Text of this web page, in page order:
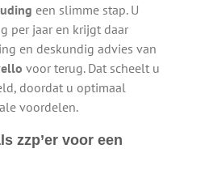
een slimme stap. U
per jaar en krijgt daar
en deskundig advies van
voor terug. Dat scheelt u
doordat u optimaal
voordelen.
zzp’er voor een